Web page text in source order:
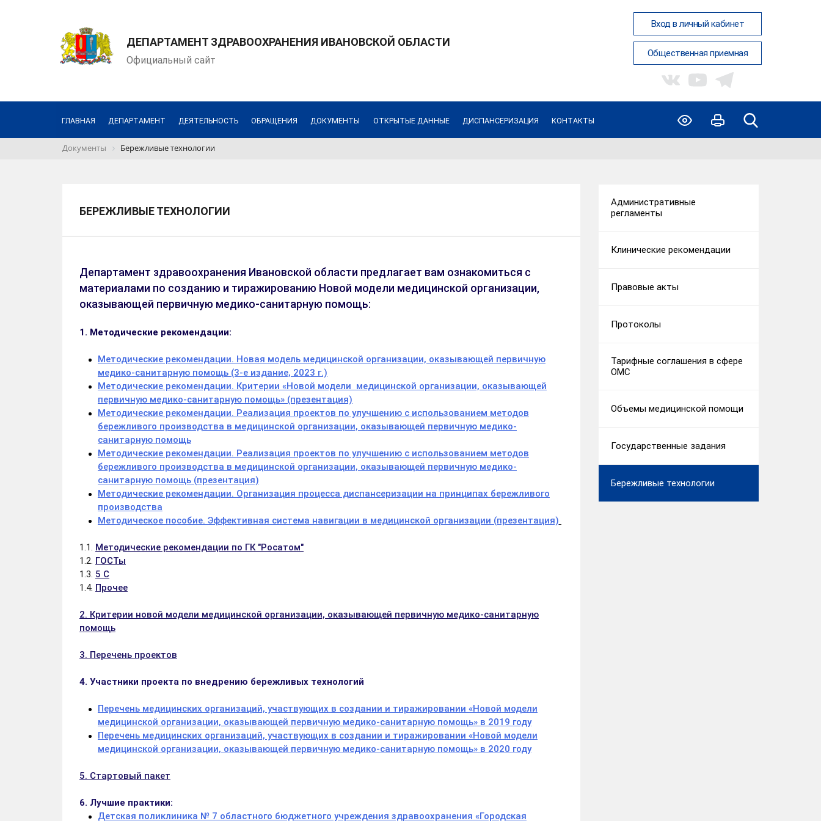
ДЕПАРТАМЕНТ ЗДРАВООХРАНЕНИЯ ИВАНОВСКОЙ ОБЛАСТИ
Официальный сайт
Вход в личный кабинет
Общественная приемная
ГЛАВНАЯ ДЕПАРТАМЕНТ ДЕЯТЕЛЬНОСТЬ ОБРАЩЕНИЯ ДОКУМЕНТЫ ОТКРЫТЫЕ ДАННЫЕ ДИСПАНСЕРИЗАЦИЯ КОНТАКТЫ
Документы Бережливые технологии
БЕРЕЖЛИВЫЕ ТЕХНОЛОГИИ
Департамент здравоохранения Ивановской области предлагает вам ознакомиться с
материалами по созданию и тиражированию Новой модели медицинской организации,
оказывающей первичную медико-санитарную помощь:
1. Методические рекомендации:
Методические рекомендации. Новая модель медицинской организации, оказывающей первичную
медико-санитарную помощь (3-е издание, 2023 г.)
Методические рекомендации. Критерии «Новой модели медицинской организации, оказывающей
первичную медико-санитарную помощь» (презентация)
Методические рекомендации. Реализация проектов по улучшению с использованием методов
бережливого производства в медицинской организации, оказывающей первичную медико-
санитарную помощь
Методические рекомендации. Реализация проектов по улучшению с использованием методов
бережливого производства в медицинской организации, оказывающей первичную медико-
санитарную помощь (презентация)
Методические рекомендации. Организация процесса диспансеризации на принципах бережливого
производства
Методическое пособие. Эффективная система навигации в медицинской организации (презентация)
1.1. Методические рекомендации по ГК "Росатом"
1.2. ГОСТы
1.3. 5 С
1.4. Прочее
2. Критерии новой модели медицинской организации, оказывающей первичную медико-санитарную
помощь
3. Перечень проектов
4. Участники проекта по внедрению бережливых технологий
Перечень медицинских организаций, участвующих в создании и тиражировании «Новой модели
медицинской организации, оказывающей первичную медико-санитарную помощь» в 2019 году
Перечень медицинских организаций, участвующих в создании и тиражировании «Новой модели
медицинской организации, оказывающей первичную медико-санитарную помощь» в 2020 году
5. Стартовый пакет
6. Лучшие практики:
Детская поликлиника № 7 областного бюджетного учреждения здравоохранения «Городская
Административные
регламенты
Клинические рекомендации
Правовые акты
Протоколы
Тарифные соглашения в сфере
ОМС
Объемы медицинской помощи
Государственные задания
Бережливые технологии